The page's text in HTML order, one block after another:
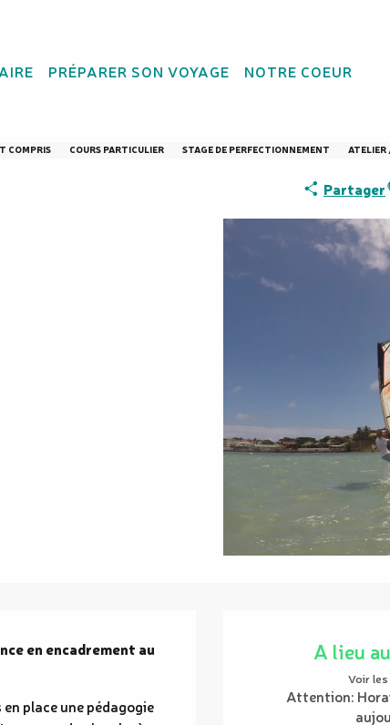
PRÉPARER SON VOYAGE NOTRE COEUR
COMPRIS COURS PARTICULIER STAGE DE PERFECTIONNEMENT
Partager
Ouverture etA lieu
Voir
Attention:
en encadrement au
place une pédagogie